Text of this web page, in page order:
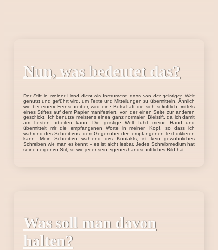
Nun, was bedeutet das?
Der Stift in meiner Hand dient als Instrument, dass von der geistigen Welt
genutzt und geführt wird, um Texte und Mitteilungen zu übermitteln. Ähnlich
wie bei einem Fernschreiber, wird eine Botschaft die sich schriftlich, mittels
eines Stiftes auf dem Papier manifestiert, von der einen Seite zur anderen
geschickt. Ich benutze meistens einen ganz normalen Bleistift, da ich damit
am besten arbeiten kann. Die geistige Welt führt meine Hand und
übermittelt mir die empfangenen Worte in meinen Kopf, so dass ich
während des Schreibens, dem Gegenüber den empfangenen Text diktieren
kann. Mein Schreiben während des Kontakts, ist kein gewöhnliches
Schreiben wie man es kennt – es ist nicht lesbar. Jedes Schreibmedium hat
seinen eigenen Stil, so wie jeder sein eigenes handschriftliches Bild hat.
Was soll man davon
halten?